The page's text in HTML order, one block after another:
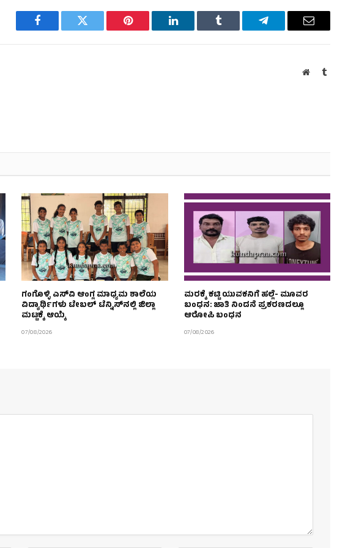
Facebook Twitter Pinterest LinkedIn Tumblr Telegram Email
Website
ಗಂಗೊಳ್ಳಿ ಎಸ್‌ವಿ ಆಂಗ್ಲ ಮಾಧ್ಯಮ ಶಾಲೆಯ
ವಿದ್ಯಾರ್ಥಿಗಳು ಟೇಬಲ್‌ ಟೆನ್ನಿಸ್‌ನಲ್ಲಿ ಜಿಲ್ಲಾ
ಮಟ್ಟಕ್ಕೆ ಆಯ್ಕೆ
07/08/2026
ಮರಕ್ಕೆ ಕಟ್ಟಿ ಯುವಕನಿಗೆ ಹಲ್ಲೆ- ಮೂವರ
ಬಂಧನ: ಜಾತಿ ನಿಂದನೆ ಪ್ರಕರಣದಲ್ಲೂ
ಆರೋಪಿ ಬಂಧನ
07/08/2026